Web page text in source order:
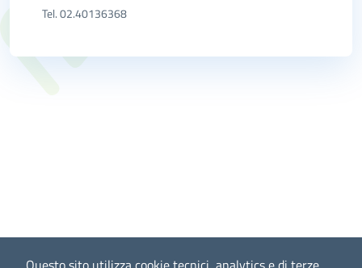
Tel. 02.40136368